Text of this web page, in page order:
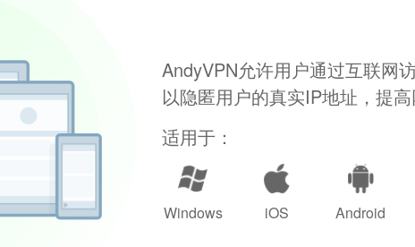
AndyVPN允许用户通过互联网
以隐匿用户的真实IP地址，提高
适用于：
Windows iOS Android